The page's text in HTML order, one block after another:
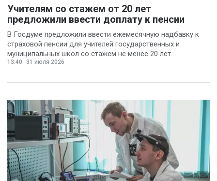
Учителям со стажем от 20 лет
предложили ввести доплату к пенсии
В Госдуме предложили ввести ежемесячную надбавку к
страховой пенсии для учителей государственных и
муниципальных школ со стажем не менее 20 лет.
13:40 31 июля 2026